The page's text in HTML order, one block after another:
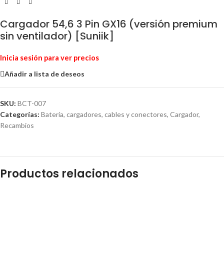
Cargador 54,6 3 Pin GX16 (versión premium
sin ventilador) [Suniik]
Inicia sesión para ver precios
Añadir a lista de deseos
SKU: BCT-007
Categorías: Batería, cargadores, cables y conectores, Cargador,
Recambios
Productos relacionados